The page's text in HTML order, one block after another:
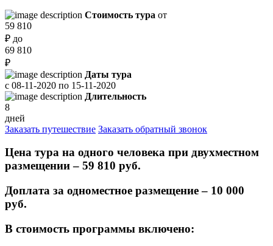
Стоимость тура от
59 810
₽ до
69 810
₽
Даты тура
с 08-11-2020 по 15-11-2020
Длительность
8
дней
Заказать путешествие Заказать обратный звонок
Цена тура на одного человека при двухместном
размещении – 59 810 руб.
Доплата за одноместное размещение – 10 000
руб.
В стоимость программы включено: